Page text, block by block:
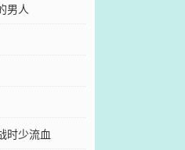
男人
时少流血